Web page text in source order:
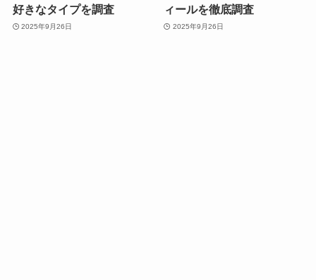
好きなタイプを調査
2025年9月26日
ィールを徹底調査
2025年9月26日